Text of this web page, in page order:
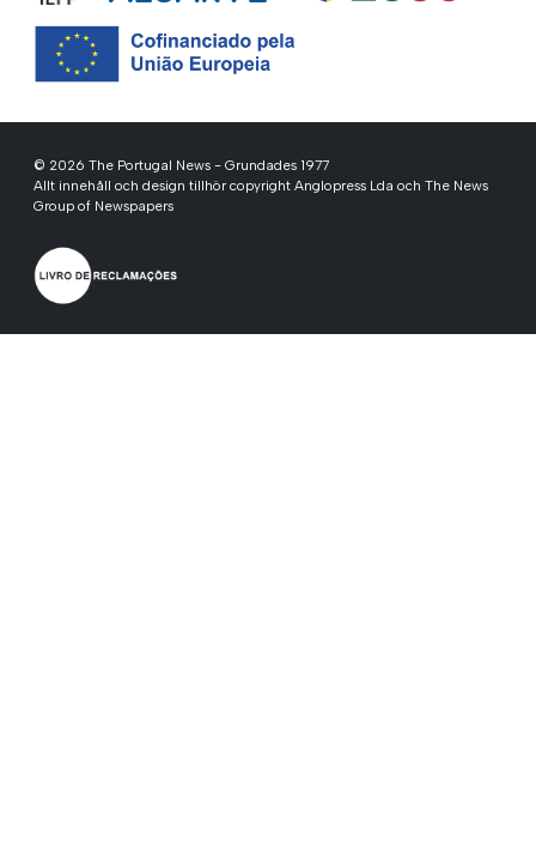
© 2026 The Portugal News - Grundades 1977
Allt innehåll och design tillhör copyright Anglopress Lda och The News
Group of Newspapers